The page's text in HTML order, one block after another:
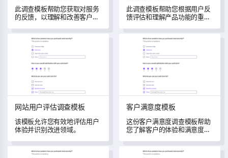
此调查模板帮助您获取对服务
的反馈，以理解和改善客户体
此调查模板帮助您根据用户反
馈评估和理解产品功能的重要
网站用户评估调查模板
网站用户评估调查模板
该模板允许您有效地评估用户
体验并识别改进领域。
客户满意度模板
客户满意度模板
这份客户满意度调查模板帮助
您了解客户的体验和满意度水
客户反馈模板 客户反馈调查模板